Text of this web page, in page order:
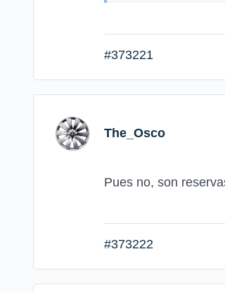
#373221
The_Osco
Pues no, son
#373222